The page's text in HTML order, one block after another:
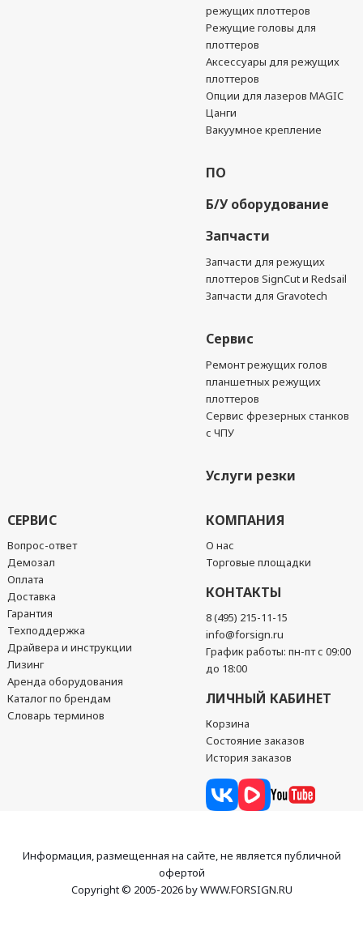
режущих плоттеров
Режущие головы для
плоттеров
Аксессуары для режущих
плоттеров
Опции для лазеров MAGIC
Цанги
Вакуумное крепление
ПО
Б/У оборудование
Запчасти
Запчасти для режущих
плоттеров SignCut и Redsail
Запчасти для Gravotech
Сервис
Ремонт режущих голов
планшетных режущих
плоттеров
Сервис фрезерных станков
с ЧПУ
Услуги резки
СЕРВИС
Вопрос-ответ
Демозал
Оплата
Доставка
Гарантия
Техподдержка
Драйвера и инструкции
Лизинг
Аренда оборудования
Каталог по брендам
Словарь терминов
КОМПАНИЯ
О нас
Торговые площадки
КОНТАКТЫ
8 (495) 215-11-15
info@forsign.ru
График работы: пн-пт с 09:00
до 18:00
ЛИЧНЫЙ КАБИНЕТ
Корзина
Состояние заказов
История заказов
Информация, размещенная на сайте, не является публичной
офертой
Copyright © 2005-2026 by WWW.FORSIGN.RU